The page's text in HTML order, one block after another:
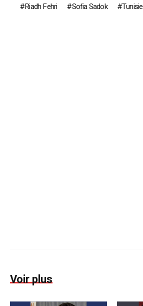
Riadh Fehri
Sofia Sadok Tunisie
Voir plus